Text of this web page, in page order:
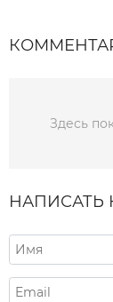
Здесь
НАПИСАТЬ